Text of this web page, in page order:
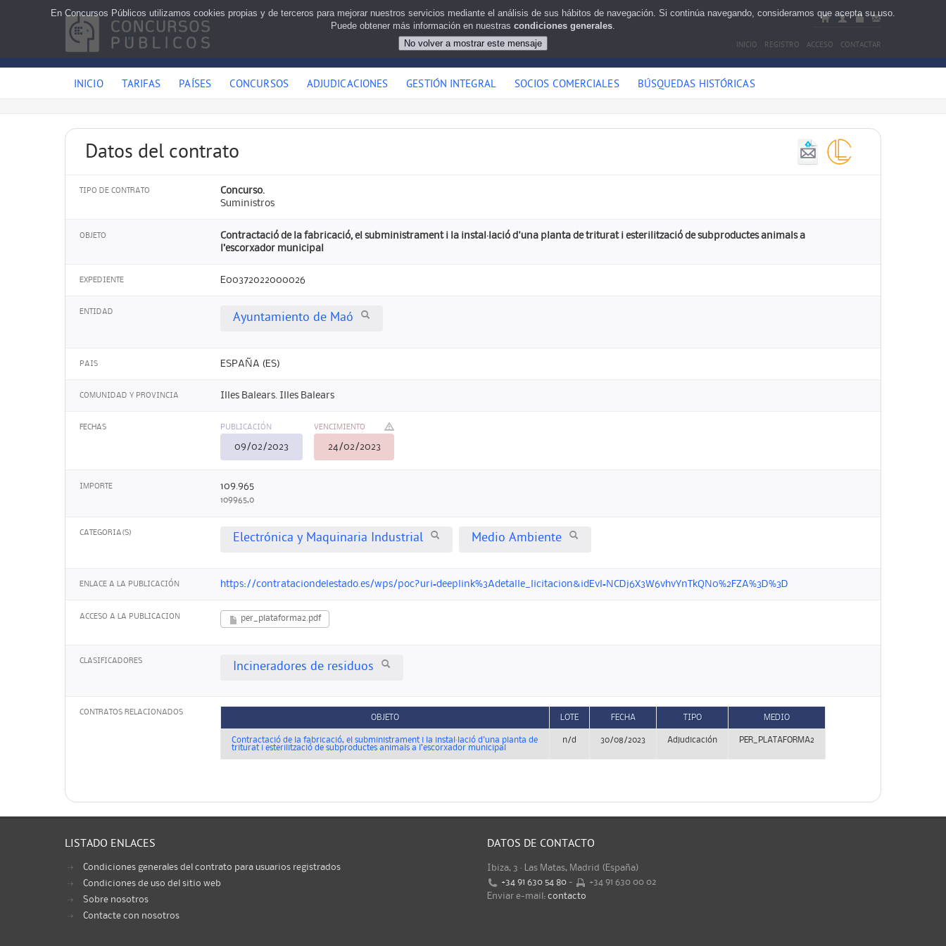
INICIO REGISTRO ACCESO CONTACTAR
INICIO TARIFAS PAÍSES CONCURSOS ADJUDICACIONES GESTIÓN INTEGRAL SOCIOS COMERCIALES BÚSQUEDAS HISTÓRICAS
Datos del contrato
TIPO DE CONTRATO
Concurso.
Suministros
OBJETO
Contractació de la fabricació, el subministrament i la instal·lació d'una planta de triturat i esterilització de subproductes animals a
l’escorxador municipal
EXPEDIENTE E00372022000026
ENTIDAD Ayuntamiento de Maó
PAIS ESPAÑA (ES)
COMUNIDAD Y PROVINCIA Illes Balears. Illes Balears
FECHAS PUBLICACIÓN
09/02/2023
VENCIMIENTO
24/02/2023
IMPORTE 109.965
109965,0
CATEGORIA(S) Electrónica y Maquinaria Industrial Medio Ambiente
ENLACE A LA PUBLICACIÓN https://contrataciondelestado.es/wps/poc?uri=deeplink%3Adetalle_licitacion&idEvl=NCDj6X3W6vhvYnTkQN0%2FZA%3D%3D
ACCESO A LA PUBLICACION per_plataforma2.pdf
CLASIFICADORES Incineradores de residuos
CONTRATOS RELACIONADOS
OBJETO LOTE FECHA TIPO MEDIO
Contractació de la fabricació, el subministrament i la instal·lació d'una planta de
triturat i esterilització de subproductes animals a l’escorxador municipal
n/d 30/08/2023 Adjudicación PER_PLATAFORMA2
LISTADO ENLACES
Condiciones generales del contrato para usuarios registrados
Condiciones de uso del sitio web
Sobre nosotros
Contacte con nosotros
DATOS DE CONTACTO
Ibiza, 3 · Las Matas, Madrid (España)
+34 91 630 54 80 -
+34 91 630 00 02
Enviar e-mail: contacto
En Concursos Públicos utilizamos cookies propias y de terceros para mejorar nuestros servicios mediante el análisis de sus hábitos de navegación. Si continúa navegando, consideramos que acepta su uso.
Puede obtener más información en nuestras condiciones generales.